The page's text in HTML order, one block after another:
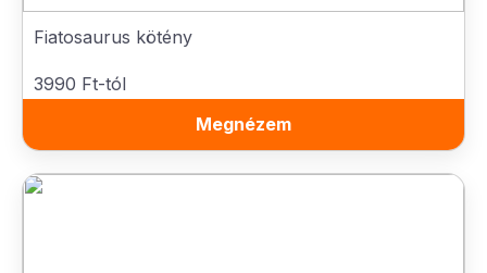
Fiatosaurus kötény
3990 Ft-tól
Megnézem